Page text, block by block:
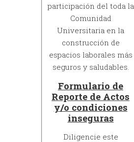
participación del toda la
Comunidad
Universitaria en la
construcción de
espacios laborales más
seguros y saludables.
Formulario de
Reporte de Actos
y/o condiciones
inseguras
Diligencie este